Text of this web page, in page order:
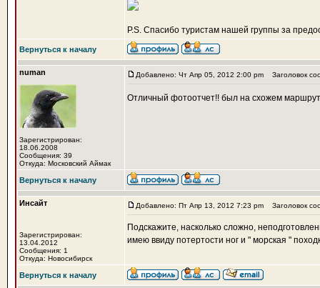
P.S. Спасибо туристам нашей группы за
Вернуться к началу
numan
Зарегистрирован:
18.06.2008
Сообщения: 39
Откуда: Московский Аймак
Добавлено: Чт Апр 05, 2012 2:00 pm Заголовок
Отличный фотоотчет!! был на схожем
Вернуться к началу
Инсайт
Зарегистрирован:
13.04.2012
Сообщения: 1
Откуда: Новосибирск
Добавлено: Пт Апр 13, 2012 7:23 pm Заголовок
Подскажите, насколько сложно,
имею ввиду потертости ног и " морская "
Вернуться к началу